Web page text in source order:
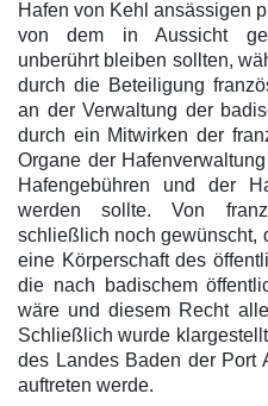
Hafen von Kehl ansässigen
von dem in Aussicht
unberührt bleiben sollten,
durch die Beteiligung
an der Verwaltung der
durch ein Mitwirken der
Organe der
Hafengebühren und der
werden sollte. Von
schließlich noch gewünscht,
eine Körperschaft des
die nach badischem
wäre und diesem Recht
Schließlich wurde
des Landes Baden der Port
auftreten werde.